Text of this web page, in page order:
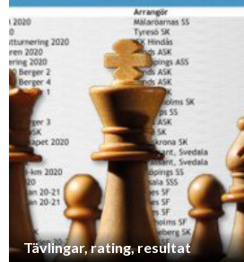
Tävlingar, rating, resultat